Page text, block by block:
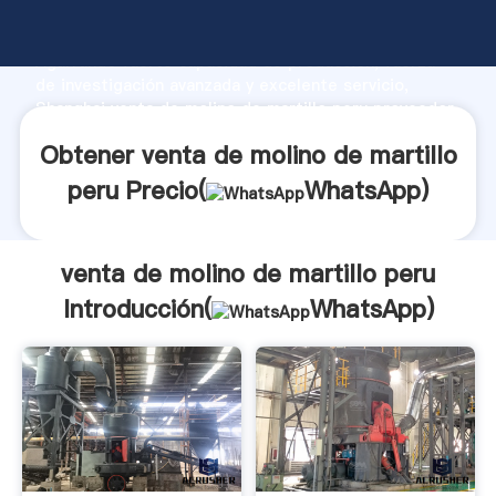
Agarrando fuerte capacidad de producción, fuerza
Shanghai venta de molino de martillo peru proveedor
Obtener venta de molino de martillo
peru Precio(
WhatsApp)
venta de molino de martillo peru
Introducción(
WhatsApp)